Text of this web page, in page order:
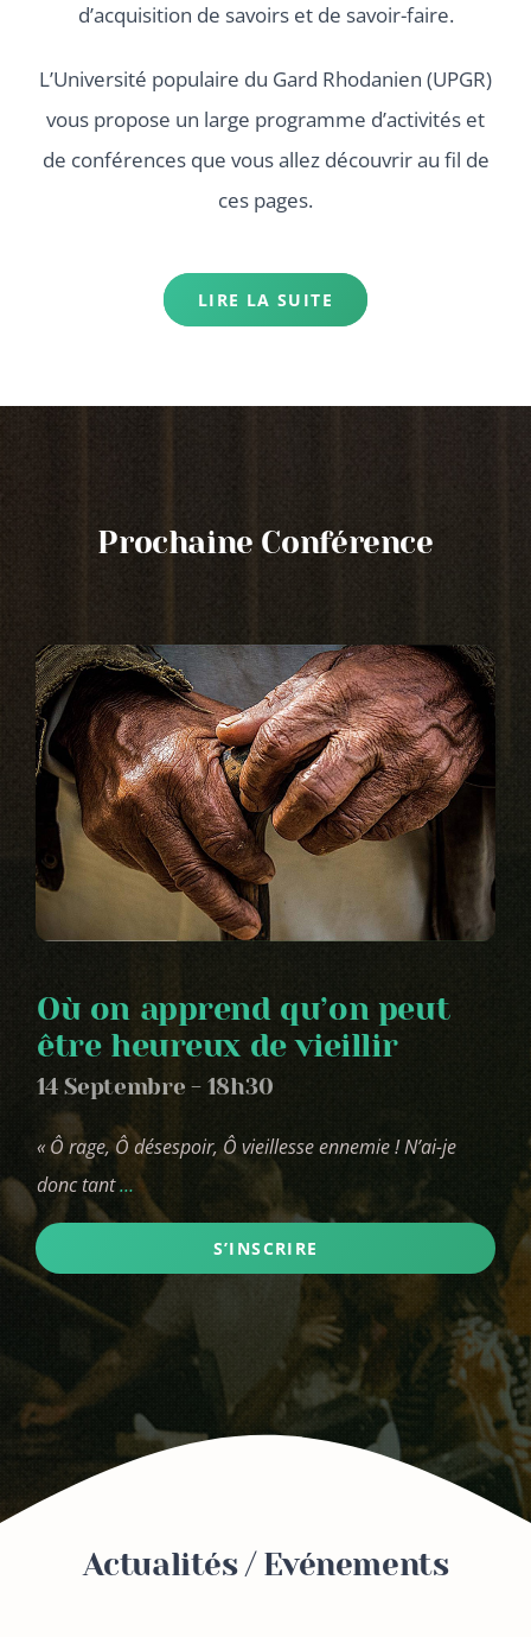
d’acquisition de savoirs et de savoir-faire.
L’Université populaire du Gard Rhodanien (UPGR)
vous propose un large programme d’activités et
de conférences que vous allez découvrir au fil de
ces pages.
LIRE LA SUITE
Prochaine Conférence
Où on apprend qu’on peut
être heureux de vieillir
14 Septembre - 18h30
« Ô rage, Ô désespoir, Ô vieillesse ennemie ! N’ai-je
donc tant…
S’INSCRIRE
Actualités / Evénements